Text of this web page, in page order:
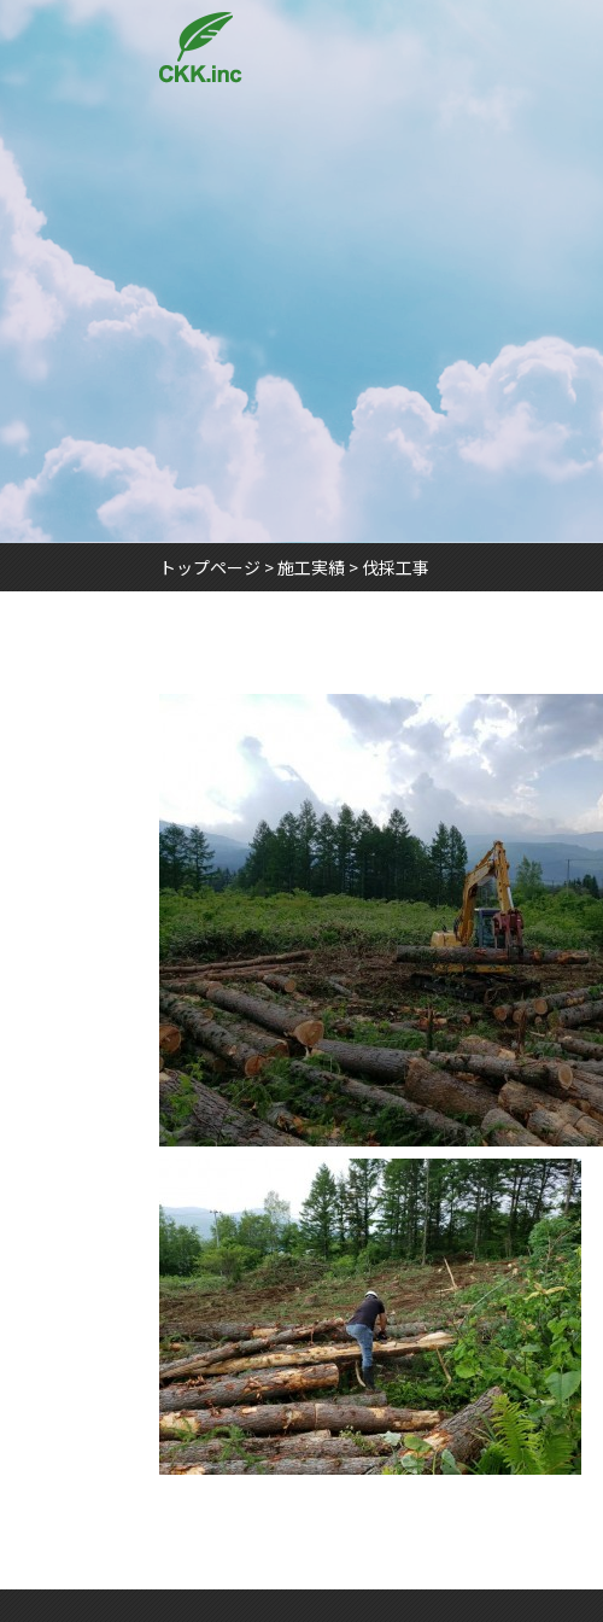
トップページ 施工実績 伐採工事